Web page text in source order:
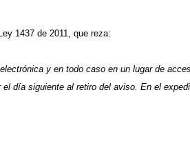
1437 de 2011, que reza:
y en todo caso en un lugar de
día siguiente al retiro del aviso. En el